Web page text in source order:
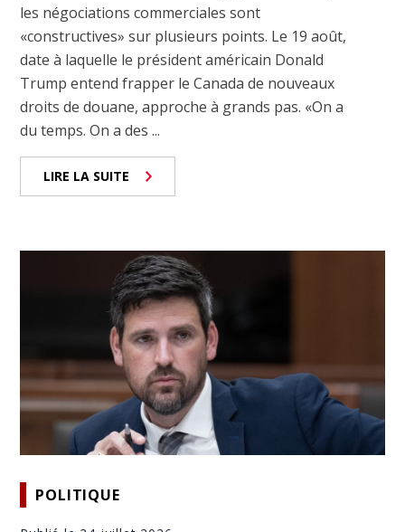
les négociations commerciales sont
«constructives» sur plusieurs points. Le 19 août,
date à laquelle le président américain Donald
Trump entend frapper le Canada de nouveaux
droits de douane, approche à grands pas. «On a
du temps. On a des ...
LIRE LA SUITE
POLITIQUE